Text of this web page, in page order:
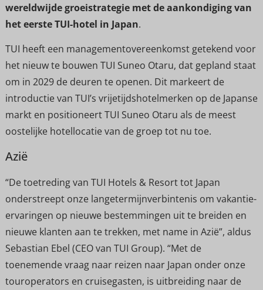
wereldwijde groeistrategie met de aankondiging van
het eerste TUI-hotel in Japan.
TUI heeft een managementovereenkomst getekend voor
het nieuw te bouwen TUI Suneo Otaru, dat gepland staat
om in 2029 de deuren te openen. Dit markeert de
introductie van TUI’s vrijetijdshotelmerken op de Japanse
markt en positioneert TUI Suneo Otaru als de meest
oostelijke hotellocatie van de groep tot nu toe.
Azië
“De toetreding van TUI Hotels & Resort tot Japan
onderstreept onze langetermijnverbintenis om vakantie-
ervaringen op nieuwe bestemmingen uit te breiden en
nieuwe klanten aan te trekken, met name in Azië”, aldus
Sebastian Ebel (CEO van TUI Group). “Met de
toenemende vraag naar reizen naar Japan onder onze
touroperators en cruisegasten, is uitbreiding naar de